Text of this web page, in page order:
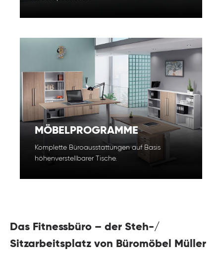
MÖBELPROGRAMME
Komplette Büroausstattungen auf Basis
höhenverstellbarer Tische.
Das Fitnessbüro – der Steh-/
Sitzarbeitsplatz von Büromöbel Müller